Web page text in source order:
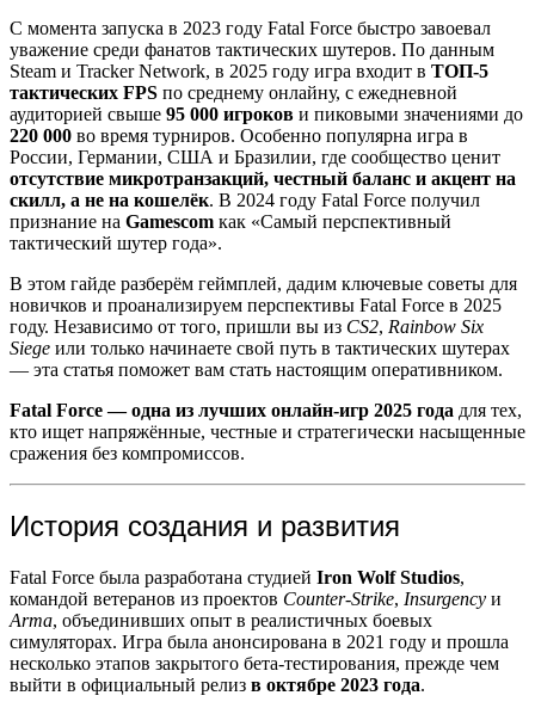
С момента запуска в 2023 году Fatal Force быстро завоевал
уважение среди фанатов тактических шутеров. По данным
Steam и Tracker Network, в 2025 году игра входит в ТОП-5
тактических FPS по среднему онлайну, с ежедневной
аудиторией свыше 95 000 игроков и пиковыми значениями до
220 000 во время турниров. Особенно популярна игра в
России, Германии, США и Бразилии, где сообщество ценит
отсутствие микротранзакций, честный баланс и акцент на
скилл, а не на кошелёк. В 2024 году Fatal Force получил
признание на Gamescom как «Самый перспективный
тактический шутер года».
В этом гайде разберём геймплей, дадим ключевые советы для
новичков и проанализируем перспективы Fatal Force в 2025
году. Независимо от того, пришли вы из CS2, Rainbow Six
Siege или только начинаете свой путь в тактических шутерах
— эта статья поможет вам стать настоящим оперативником.
Fatal Force — одна из лучших онлайн-игр 2025 года для тех,
кто ищет напряжённые, честные и стратегически насыщенные
сражения без компромиссов.
История создания и развития
Fatal Force была разработана студией Iron Wolf Studios,
командой ветеранов из проектов Counter-Strike, Insurgency и
Arma, объединивших опыт в реалистичных боевых
симуляторах. Игра была анонсирована в 2021 году и прошла
несколько этапов закрытого бета-тестирования, прежде чем
выйти в официальный релиз в октябре 2023 года.